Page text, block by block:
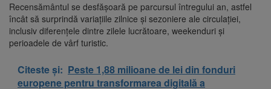
Recensământul se desfășoară pe parcursul întregului an, astfel
încât să surprindă variațiile zilnice și sezoniere ale circulației,
inclusiv diferențele dintre zilele lucrătoare, weekenduri și
perioadele de vârf turistic.
Citeste și: Peste 1,88 milioane de lei din fonduri
europene pentru transformarea digitală a